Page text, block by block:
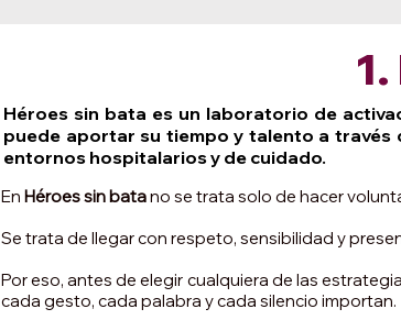
Héroes sin bata es un laboratorio de
puede aportar su tiempo y talento a través
entornos hospitalarios y de cuidado.
En Héroes sin batano se trata solo de hacer
Se trata de llegar con respeto, sensibilidad y
Por eso, antes de elegir cualquiera de las
cada gesto, cada palabra y cada silencio importan.